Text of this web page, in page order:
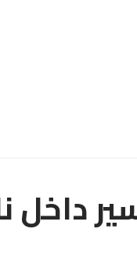
داخل